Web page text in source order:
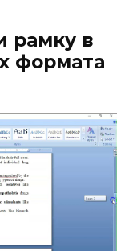
рамку в
формата